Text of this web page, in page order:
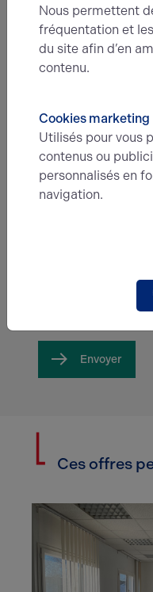
Type d'offre
Message
les
dans le cadre
relation
Envoyer
Ces offres
Nous permettent
fréquentation et
du site afin d’en
contenu.
Cookies marketing
Utilisés pour vous
contenus ou
personnalisés en
navigation.